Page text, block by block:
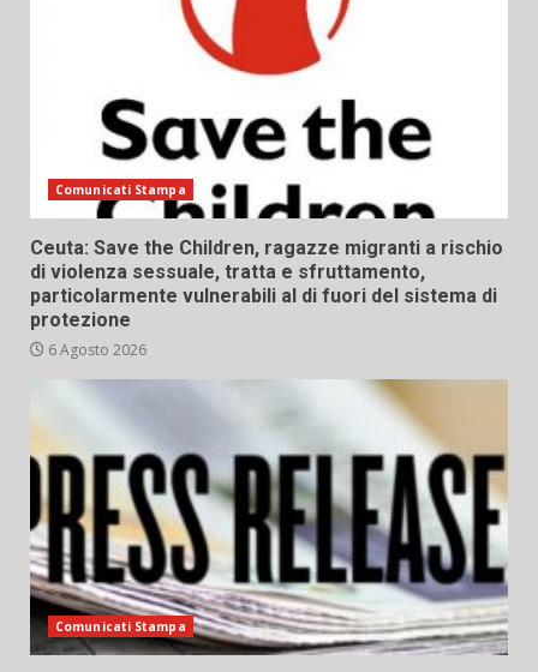
Comunicati Stampa
Ceuta: Save the Children, ragazze migranti a rischio
di violenza sessuale, tratta e sfruttamento,
particolarmente vulnerabili al di fuori del sistema di
protezione
6 Agosto 2026
Comunicati Stampa